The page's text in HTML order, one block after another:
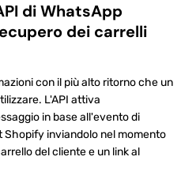
di WhatsApp
dei carrelli
con il più alto ritorno che un
L'API attiva
in base all'evento di
inviandolo nel momento
del cliente e un link al